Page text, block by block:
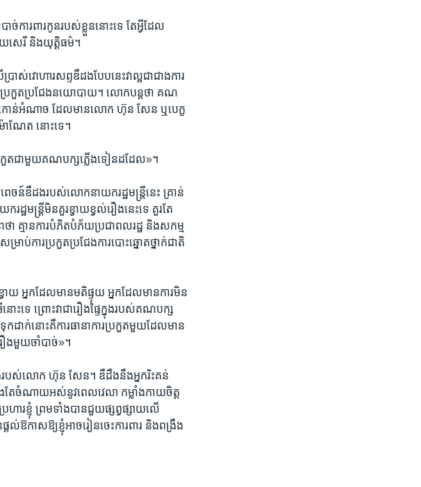
ការពារ​កូន​របស់​ខ្លួន​នោះ​ទេ​ តែ​អ្វី​ដែល
យ​សេរី ​និងយុត្តិ​ធម៌។​
ស់​វោ​ហារ​សព្ទ​ឌឺ​ដង​បែប​នេះ​វាល្អ​ជា​ជាងការ​
គូ​ប្រកួត​ប្រជែង​នយោ​បាយ។​ លោក​បន្ត​ថា​ គណ​
ស​កាន់​អំណាច​ ដែល​មា​នលោក ​ហ៊ុន សែន​ ​ឬ​បេក្ខ
ណែត នោះ​ទេ។
រកួត​ជាមួយ​គណ​បក្ស​ភ្លើង​ទៀន​ដដែល»។​
ន៍​ឌឺ​ដង​របស់​លោក​នាយក​រដ្ឋ​មន្ត្រី​នេះ ​គ្រាន់​
ឋ​មន្ត្រី​មិន​គួរ​ខ្វាយ​ខ្វល់​រឿង​នេះ​ទេ​ គួរ​តែ
ា​ គ្មាន​ការ​បំភិត​បំភ័យ​ប្រជា​ពល​រដ្ឋ​ និង​សកម្ម​
ារ​ប្រកួត​ប្រជែង​ការ​បោះ​ឆ្នោត​ថ្នាក់ជាតិ​
ាយ​ អ្នក​ដែល​មាន​មតិ​ផ្ទុយ​ អ្នក​ដែល​មាន​ការ​មិន​
ះ​ទេ ​ព្រោះ​វា​ជា​រឿង​ផ្ទៃ​ក្នុង​របស់​គណ​បក្ស​
ក​ដាក់​នោះ​គឺ​ការ​ធានា​ការ​ប្រកួត​មួ​យ​ដែល​មាន​
ង​មួយ​ចាំ​បាច់»។
ង​របស់​លោក ​ហ៊ុន សែន។ ​ឌឺដឹង​នឹង​អ្នក​រិះគន់​
ចំណាយ​អស់​នូវ​ពេល​វេលា កម្លាំង​កាយ​ចិត្ត​
រហារ​ខ្ញុំ ​ព្រម​ទាំង​បាន​ជួយ​ផ្សព្វ​ផ្សាយ​លើ​
ឱកាស​ឱ្យ​ខ្ញុំ​អាច​រៀន​ចេះ​ការពារ ​និង​ពង្រឹង​